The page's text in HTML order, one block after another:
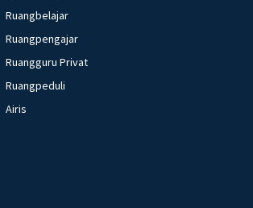
Ruangbelajar
Ruangpengajar
Ruangguru Privat
Ruangpeduli
Airis